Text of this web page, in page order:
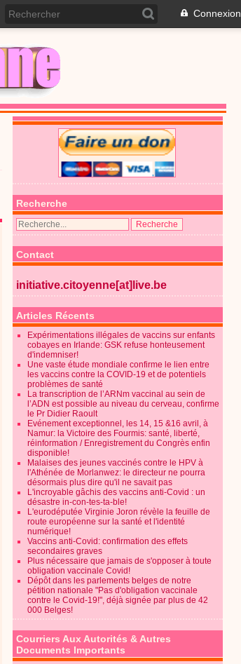
Connexion
Recherche
Contact
initiative.citoyenne[at]live.be
Articles Récents
Expérimentations illégales de vaccins sur enfants
cobayes en Irlande: GSK refuse honteusement
d'indemniser!
Une vaste étude mondiale confirme le lien entre
les vaccins contre la COVID-19 et de potentiels
problèmes de santé
La transcription de l’ARNm vaccinal au sein de
l’ADN est possible au niveau du cerveau, confirme
le Pr Didier Raoult
Evénement exceptionnel, les 14, 15 &16 avril, à
Namur: la Victoire des Fourmis: santé, liberté,
réinformation / Enregistrement du Congrès enfin
disponible!
Malaises des jeunes vaccinés contre le HPV à
l'Athénée de Morlanwez: le directeur ne pourra
désormais plus dire qu'il ne savait pas
L'incroyable gâchis des vaccins anti-Covid : un
désastre in-con-tes-ta-ble!
L'eurodéputée Virginie Joron révèle la feuille de
route européenne sur la santé et l'identité
numérique!
Vaccins anti-Covid: confirmation des effets
secondaires graves
Plus nécessaire que jamais de s'opposer à toute
obligation vaccinale Covid!
Dépôt dans les parlements belges de notre
pétition nationale "Pas d'obligation vaccinale
contre le Covid-19!", déjà signée par plus de 42
000 Belges!
Courriers Aux Autorités & Autres
Documents Importants